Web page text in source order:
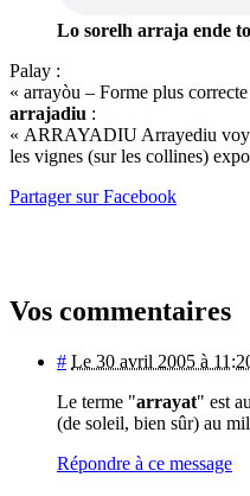
Lo sorelh arraja ende
Palay :
« arrayòu – Forme plus
arrajadiu :
« ARRAYADIU Arrayediu
les vignes (sur les collines)
Partager sur Facebook
Vos commentaires
# Le 30 avril 2005 à
Le terme "arrayat" est
(de soleil, bien sûr) au
Répondre à ce message